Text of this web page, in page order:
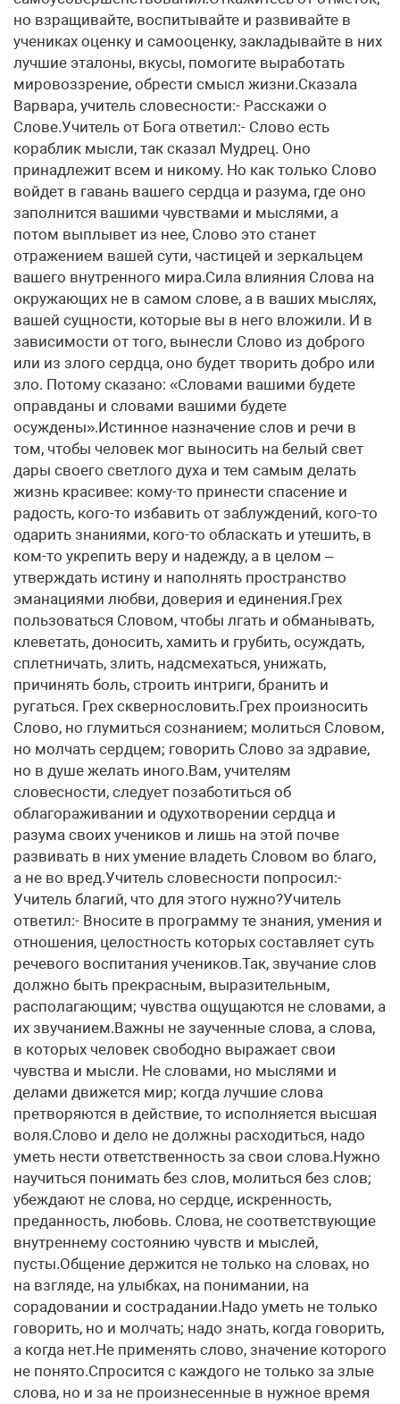
но взращивайте, воспитывайте и развивайте в
учениках оценку и самооценку, закладывайте в них
лучшие эталоны, вкусы, помогите выработать
мировоззрение, обрести смысл жизни.Сказала
Варвара, учитель словесности:- Расскажи о
Слове.Учитель от Бога ответил:- Слово есть
кораблик мысли, так сказал Мудрец. Оно
принадлежит всем и никому. Но как только Слово
войдет в гавань вашего сердца и разума, где оно
заполнится вашими чувствами и мыслями, а
потом выплывет из нее, Слово это станет
отражением вашей сути, частицей и зеркальцем
вашего внутренного мира.Сила влияния Слова на
окружающих не в самом слове, а в ваших мыслях,
вашей сущности, которые вы в него вложили. И в
зависимости от того, вынесли Слово из доброго
или из злого сердца, оно будет творить добро или
зло. Потому сказано: «Словами вашими будете
оправданы и словами вашими будете
осуждены».Истинное назначение слов и речи в
том, чтобы человек мог выносить на белый свет
дары своего светлого духа и тем самым делать
жизнь красивее: кому-то принести спасение и
радость, кого-то избавить от заблуждений, кого-то
одарить знаниями, кого-то обласкать и утешить, в
ком-то укрепить веру и надежду, а в целом –
утверждать истину и наполнять пространство
эманациями любви, доверия и единения.Грех
пользоваться Словом, чтобы лгать и обманывать,
клеветать, доносить, хамить и грубить, осуждать,
сплетничать, злить, надсмехаться, унижать,
причинять боль, строить интриги, бранить и
ругаться. Грех сквернословить.Грех произносить
Слово, но глумиться сознанием; молиться Словом,
но молчать сердцем; говорить Слово за здравие,
но в душе желать иного.Вам, учителям
словесности, следует позаботиться об
облагораживании и одухотворении сердца и
разума своих учеников и лишь на этой почве
развивать в них умение владеть Словом во благо,
а не во вред.Учитель словесности попросил:-
Учитель благий, что для этого нужно?Учитель
ответил:- Вносите в программу те знания, умения и
отношения, целостность которых составляет суть
речевого воспитания учеников.Так, звучание слов
должно быть прекрасным, выразительным,
располагающим; чувства ощущаются не словами, а
их звучанием.Важны не заученные слова, а слова,
в которых человек свободно выражает свои
чувства и мысли. Не словами, но мыслями и
делами движется мир; когда лучшие слова
претворяются в действие, то исполняется высшая
воля.Слово и дело не должны расходиться, надо
уметь нести ответственность за свои слова.Нужно
научиться понимать без слов, молиться без слов;
убеждают не слова, но сердце, искренность,
преданность, любовь. Слова, не соответствующие
внутреннему состоянию чувств и мыслей,
пусты.Общение держится не только на словах, но
на взгляде, на улыбках, на понимании, на
сорадовании и сострадании.Надо уметь не только
говорить, но и молчать; надо знать, когда говорить,
а когда нет.Не применять слово, значение которого
не понято.Спросится с каждого не только за злые
слова, но и за не произнесенные в нужное время